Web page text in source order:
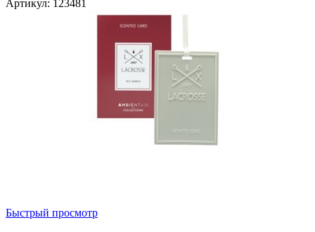
Артикул: 123481
Быстрый просмотр